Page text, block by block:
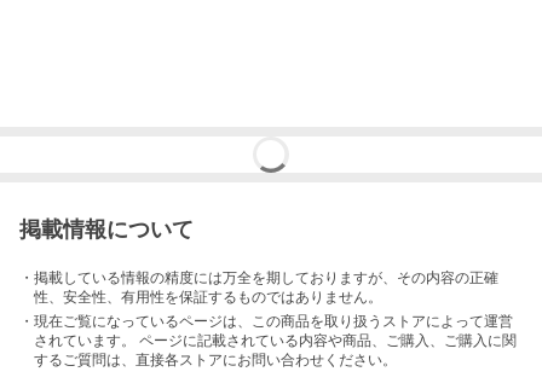
掲載情報について
・掲載している情報の精度には万全を期しておりますが、その内容の正確
性、安全性、有用性を保証するものではありません。
・現在ご覧になっているページは、この商品を取り扱うストアによって運営
されています。 ページに記載されている内容や商品、ご購入 、ご購入に関
するご質問は、直接各ストアにお問い合わせください。